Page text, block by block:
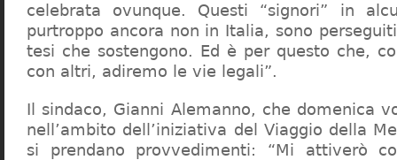
celebrata ovunque. Questi “signori” in
purtroppo ancora non in Italia, sono
tesi che sostengono. Ed è per questo che,
con altri, adiremo le vie legali”.
Il sindaco, Gianni Alemanno, che domenica
nell’ambito dell’iniziativa del Viaggio della
si prendano provvedimenti: “Mi attiverò